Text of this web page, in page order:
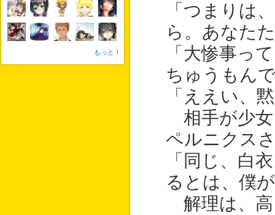
「つまりは
ら。あなた
「大惨事っ
ちゅうもん
「ええい、
相手が少女
ペルニクス
「同じ、白
るとは、僕
解理は、高
もっと！